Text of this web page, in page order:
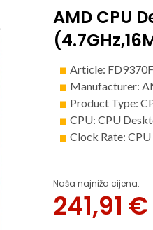
AMD CPU
Article:
Manufacturer:
Product Type:
CPU: CPU
Clock Rate:
Naša najniža cijena:
241,91 €